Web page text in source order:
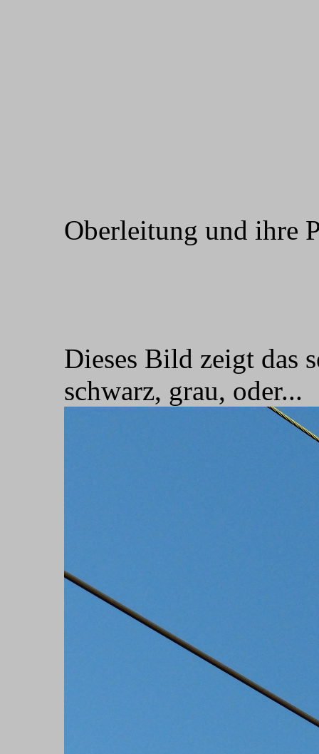
Oberleitung und ihre
Dieses Bild zeigt das
schwarz, grau, oder...